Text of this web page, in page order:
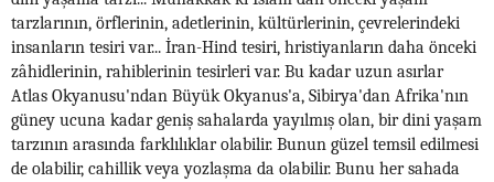
tarzlarının, örflerinin, adetlerinin, kültürlerinin, çevrelerindeki
insanların tesiri var... İran-Hind tesiri, hristiyanların daha önceki
zâhidlerinin, rahiblerinin tesirleri var. Bu kadar uzun asırlar
Atlas Okyanusu'ndan Büyük Okyanus'a, Sibirya'dan Afrika'nın
güney ucuna kadar geniş sahalarda yayılmış olan, bir dini yaşam
tarzının arasında farklılıklar olabilir. Bunun güzel temsil edilmesi
de olabilir, cahillik veya yozlaşma da olabilir. Bunu her sahada